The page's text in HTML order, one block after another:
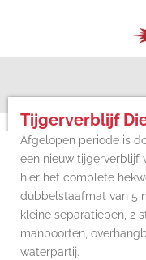
Tijgerverblijf
Afgelopen periode is
een nieuw tijgerverblijf
hier het complete
dubbelstaafmat van 5
kleine separatiepen, 2
manpoorten,
waterpartij.